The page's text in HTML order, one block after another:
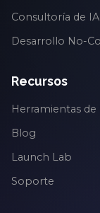
Consultoría de IA
Desarrollo No-
Recursos
Herramientas de
Blog
Launch Lab
Soporte